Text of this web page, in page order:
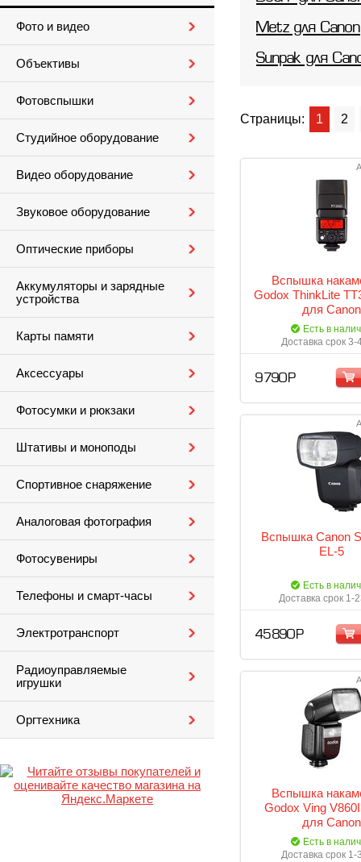
Фото и видео
Объективы
Фотовспышки
Студийное оборудование
Видео оборудование
Звуковое оборудование
Оптические приборы
Аккумуляторы и зарядные
устройства
Карты памяти
Аксессуары
Фотосумки и рюкзаки
Штативы и моноподы
Спортивное снаряжение
Аналоговая фотография
Фотосувениры
Телефоны и смарт-часы
Электротранспорт
Радиоуправляемые
игрушки
Оргтехника
Metz для Canon
Sunpak для
Страницы: 1 2
Вспышка
Godox ThinkLite
для Canon
Есть в
Доставка срок 3-
9 790 Р
Вспышка Canon
EL-5
Есть в
Доставка срок 1-
45 890 Р
Вспышка
Godox Ving
для Canon
Есть в
Доставка срок 1-